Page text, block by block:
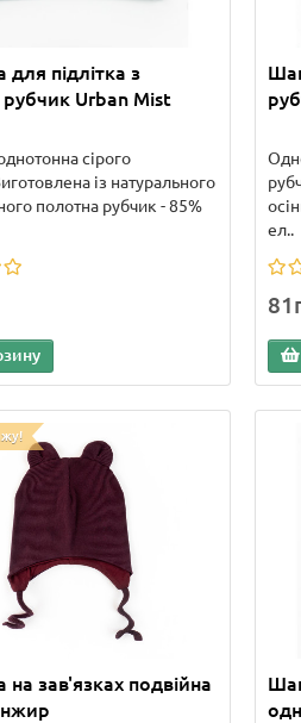
підлітка з
Urban Mist
сірого
із натурального
полотна рубчик - 85%
ел..
зав'язках подвійна